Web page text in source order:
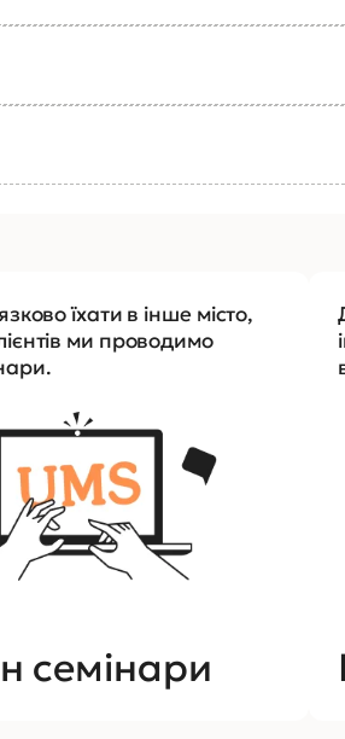
їхати в інше місто,
ми проводимо
семінари